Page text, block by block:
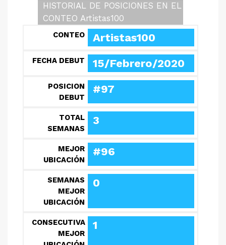
HISTORIAL DE POSICIONES EN EL
CONTEO Artistas100
CONTEO Artistas100
FECHA DEBUT 15/Febrero/2020
POSICION
DEBUT
#97
TOTAL
SEMANAS
3
MEJOR
UBICACIÓN
#96
SEMANAS
MEJOR
UBICACIÓN
0
CONSECUTIVAS
MEJOR
1